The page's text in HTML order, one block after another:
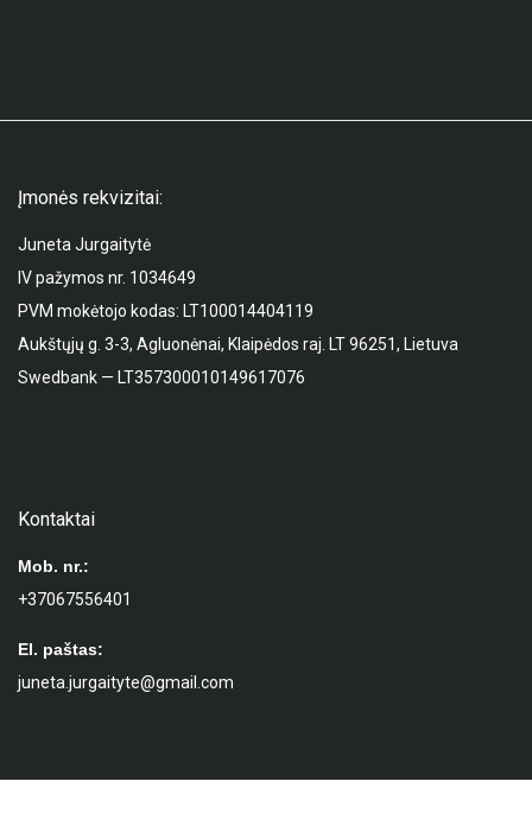
Įmonės rekvizitai:
Juneta Jurgaitytė
IV pažymos nr. 1034649
PVM mokėtojo kodas: LT100014404119
Aukštųjų g. 3-3, Agluonėnai, Klaipėdos raj. LT 96251, Lietuva
Swedbank — LT357300010149617076
Kontaktai
Mob. nr.:
+37067556401
El. paštas:
juneta.jurgaityte@gmail.com